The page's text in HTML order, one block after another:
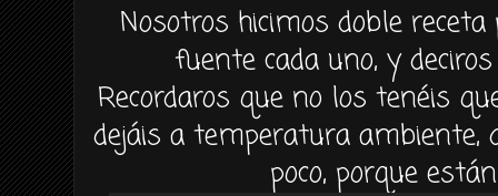
Nosotros hicimos doble
fuente cada uno, y
Recordaros que no los tenéis
dejáis a temperatura
poco, porque